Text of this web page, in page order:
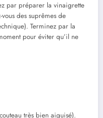
par préparer la vinaigrette
des suprêmes de
Terminez par la
pour éviter qu’il ne
très bien aiguisé).